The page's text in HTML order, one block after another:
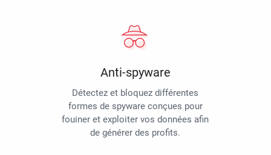
Anti-spyware
Détectez et bloquez différentes
formes de spyware conçues pour
fouiner et exploiter vos données afin
de générer des profits.